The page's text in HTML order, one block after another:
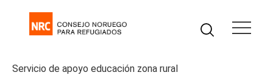
Servicio de apoyo educación zona rural